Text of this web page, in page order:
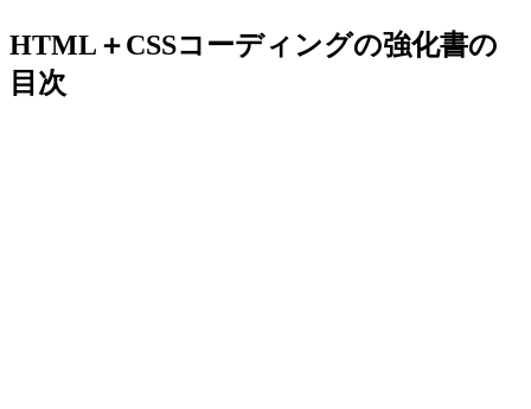
HTML＋CSSコーディングの強化書の
目次